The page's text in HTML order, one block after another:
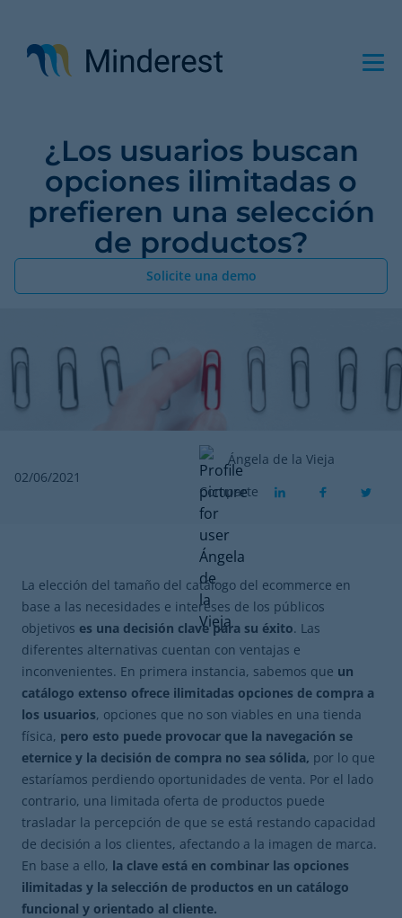
contenido
principal
¿Los usuarios buscan
opciones ilimitadas o
prefieren una selección
de productos?
Solicite una demo
02/06/2021
Ángela de la Vieja
Comparte
La elección del tamaño del catálogo del ecommerce en
base a las necesidades e intereses de los públicos
objetivos es una decisión clave para su éxito. Las
diferentes alternativas cuentan con ventajas e
inconvenientes. En primera instancia, sabemos que un
catálogo extenso ofrece ilimitadas opciones de compra a
los usuarios, opciones que no son viables en una tienda
física, pero esto puede provocar que la navegación se
eternice y la decisión de compra no sea sólida, por lo que
estaríamos perdiendo oportunidades de venta. Por el lado
contrario, una limitada oferta de productos puede
trasladar la percepción de que se está restando capacidad
de decisión a los clientes, afectando a la imagen de marca.
En base a ello, la clave está en combinar las opciones
ilimitadas y la selección de productos en un catálogo
funcional y orientado al cliente.